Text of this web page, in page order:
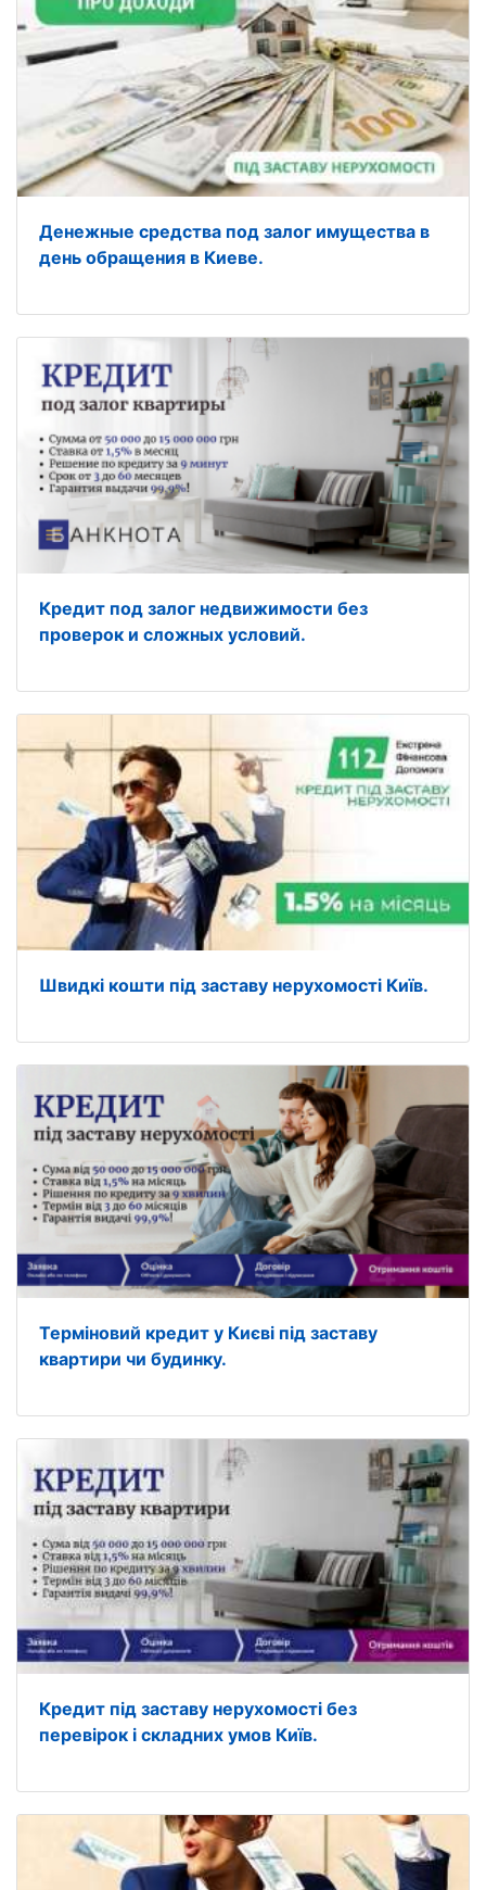
Денежные средства под залог имущества в
день обращения в Киеве.
Кредит под залог недвижимости без
проверок и сложных условий.
Швидкі кошти під заставу нерухомості Київ.
Терміновий кредит у Києві під заставу
квартири чи будинку.
Кредит під заставу нерухомості без
перевірок і складних умов Київ.